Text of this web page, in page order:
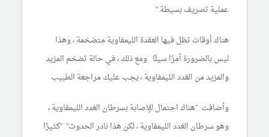
عملية تصريف بسيطة."
هناك أوقات تظل فيها العقدة الليمفاوية متضخمة ، وهذا
ليس بالضرورة أمرًا سيئًا . ومع ذلك ، في حالة تضخم المزيد
والمزيد من الغدد الليمفاوية ، يجب عليك مراجعة الطبيب.
وأضافت: "هناك احتمال للإصابة بسرطان الغدد الليمفاوية ،
وهو سرطان الغدد الليمفاوية ، لكن هذا نادر الحدوث". "كثيرًا